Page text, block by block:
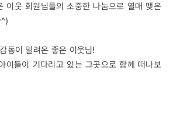
이웃 회원님들의 소중한 나눔으로 열매 맺은
동이 밀려온 좋은 이웃님!
이들이 기다리고 있는 그곳으로 함께 떠나보